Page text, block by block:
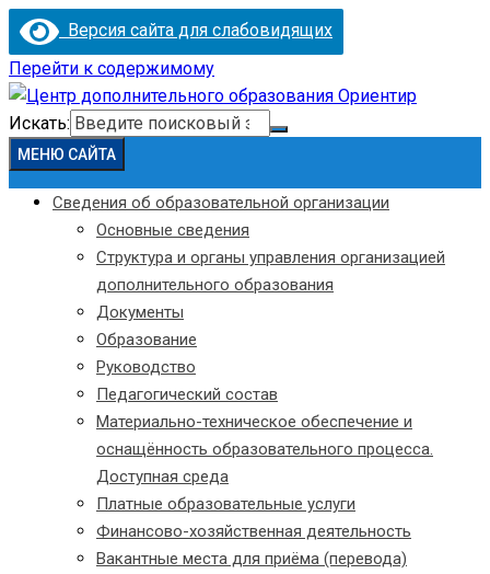
Версия сайта для слабовидящих
Перейти к содержимому
Искать:
МЕНЮ САЙТА
Сведения об образовательной организации
Основные сведения
Структура и органы управления организацией
дополнительного образования
Документы
Образование
Руководство
Педагогический состав
Материально-техническое обеспечение и
оснащённость образовательного процесса.
Доступная среда
Платные образовательные услуги
Финансово-хозяйственная деятельность
Вакантные места для приёма (перевода)